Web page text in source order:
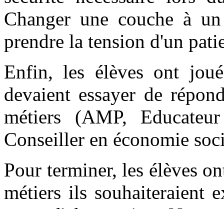
Changer une couche à
prendre la tension d'un
Enfin, les élèves ont
devaient essayer de
métiers (AMP,
Conseiller en économie
Pour terminer, les élèves
métiers ils souhaiteraient